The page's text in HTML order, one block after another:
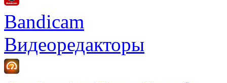
Bandicam
Видеоредакторы